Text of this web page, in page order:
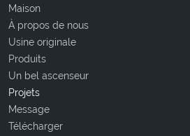
Maison
À propos de nous
Usine originale
Produits
Un bel ascenseur
Projets
Message
Télécharger